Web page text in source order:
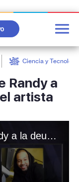
Ciencia y
Randy a
artista
Reacciona expareja de Randy a la deuda de pensión del artista